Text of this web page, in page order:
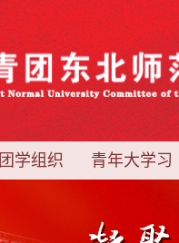
团学组织 青年大学习